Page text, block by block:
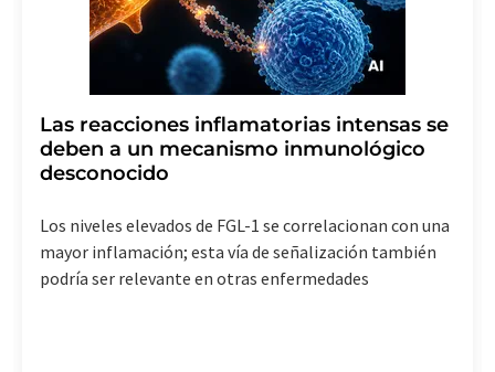
Las reacciones inflamatorias intensas se
deben a un mecanismo inmunológico
desconocido
Los niveles elevados de FGL-1 se correlacionan con una
mayor inflamación; esta vía de señalización también
podría ser relevante en otras enfermedades